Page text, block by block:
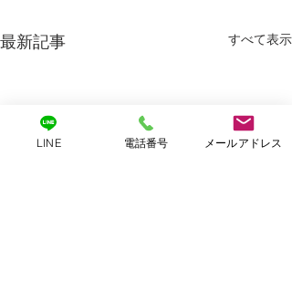
最新記事 すべて表示
LINE 電話番号 メールアドレス